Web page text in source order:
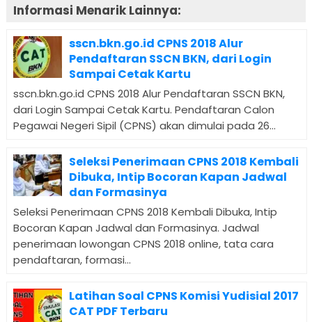
Informasi Menarik Lainnya:
sscn.bkn.go.id CPNS 2018 Alur
Pendaftaran SSCN BKN, dari Login
Sampai Cetak Kartu
sscn.bkn.go.id CPNS 2018 Alur Pendaftaran SSCN BKN,
dari Login Sampai Cetak Kartu. Pendaftaran Calon
Pegawai Negeri Sipil (CPNS) akan dimulai pada 26...
Seleksi Penerimaan CPNS 2018 Kembali
Dibuka, Intip Bocoran Kapan Jadwal
dan Formasinya
Seleksi Penerimaan CPNS 2018 Kembali Dibuka, Intip
Bocoran Kapan Jadwal dan Formasinya. Jadwal
penerimaan lowongan CPNS 2018 online, tata cara
pendaftaran, formasi...
Latihan Soal CPNS Komisi Yudisial 2017
CAT PDF Terbaru